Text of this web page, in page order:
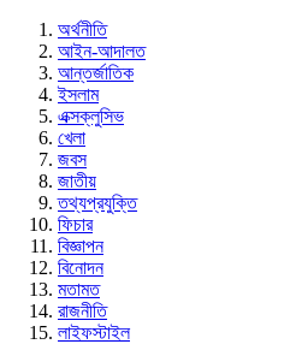
অর্থনীতি
আইন-আদালত
আন্তর্জাতিক
ইসলাম
এক্সক্লুসিভ
খেলা
জবস
জাতীয়
তথ্যপ্রযুক্তি
ফিচার
বিজ্ঞাপন
বিনোদন
মতামত
রাজনীতি
লাইফস্টাইল